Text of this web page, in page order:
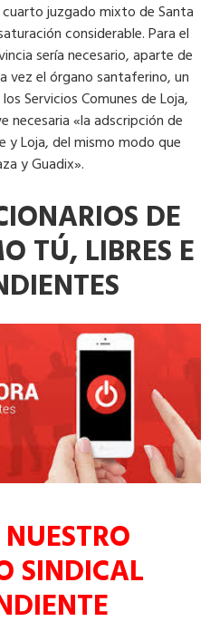
juzgado mixto de Santa
considerable. Para el
sería necesario, aparte de
vez el órgano santaferino, un
Servicios Comunes de Loja,
necesaria «la adscripción de
y Loja, del mismo modo que
y Guadix».
DE
TÚ, LIBRES E
SINDICAL